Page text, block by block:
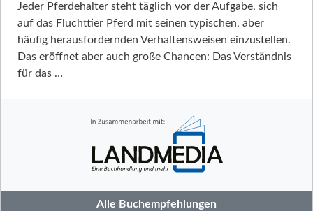
Jeder Pferdehalter steht täglich vor der Aufgabe, sich
auf das Fluchttier Pferd mit seinen typischen, aber
häufig herausfordernden Verhaltensweisen einzustellen.
Das eröffnet aber auch große Chancen: Das Verständnis
für das …
Alle Buchempfehlungen